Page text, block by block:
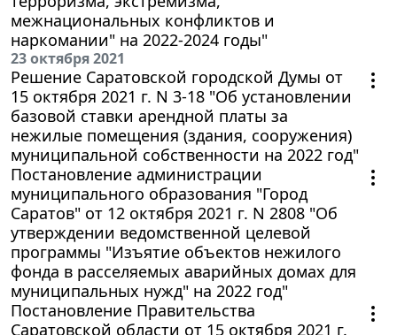
межнациональных конфликтов и
наркомании" на 2022-2024 годы"
23 октября 2021
Решение Саратовской городской Думы от
15 октября 2021 г. N 3-18 "Об установлении
базовой ставки арендной платы за
нежилые помещения (здания, сооружения)
муниципальной собственности на 2022 год"
Постановление администрации
муниципального образования "Город
Саратов" от 12 октября 2021 г. N 2808 "Об
утверждении ведомственной целевой
программы "Изъятие объектов нежилого
фонда в расселяемых аварийных домах для
муниципальных нужд" на 2022 год"
Постановление Правительства
Саратовской области от 15 октября 2021 г.